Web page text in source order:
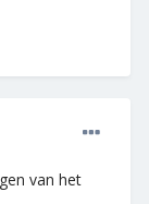
van het